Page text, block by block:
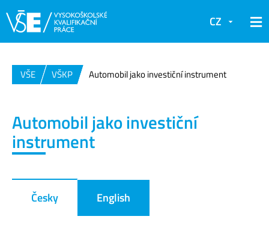
CZ
VŠE VŠKP Automobil jako investiční instrument
Automobil jako investiční
instrument
Česky English